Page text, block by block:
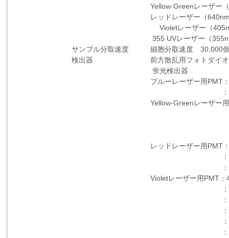
Yellow-Greenレーザー（
レッドレーザー（640nm
Violetレーザー（405nm
355 UVレーザー（355nm
サンプル分取速度 細胞分取速度 30,000
検出器 前方散乱用フォトダイオ
蛍光検出器
ブルーレーザー用PMT：
：695±20nm
Yellow-Greenレーザー用PMT：
レッドレーザー用PMT：
：730±22.5nm
：780±30nm
Violetレーザー用PMT：
：525±25nm
：610±10nm
：660±10nm
：710±25nm
：780±30nm